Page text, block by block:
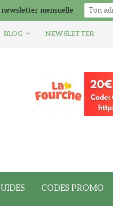
BLOG NEWSLETTER
CODES PROMO
newsletter mensuelle